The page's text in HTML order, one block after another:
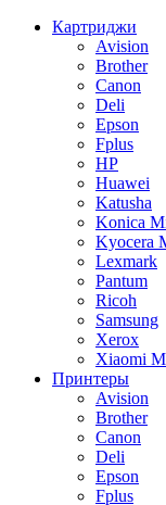
Картриджи
Avision
Brother
Canon
Deli
Epson
Fplus
HP
Huawei
Katusha
Konica
Kyocera
Lexmark
Pantum
Ricoh
Samsung
Xerox
Xiaomi
Принтеры
Avision
Brother
Canon
Deli
Epson
Fplus